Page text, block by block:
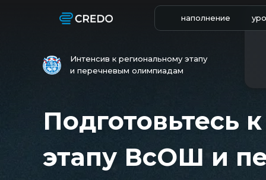
наполнение
Интенсив к региональному этапу
и перечневым олимпиадам
Подготовьтесь
этапу ВсОШ и